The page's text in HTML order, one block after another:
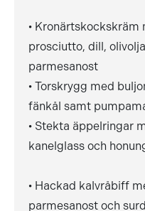
• Kronärtskockskräm
prosciutto, dill,
parmesanost
• Torskrygg med
fänkål samt
• Stekta äppelringar
kanelglass och
• Hackad kalvråbiff
parmesanost och